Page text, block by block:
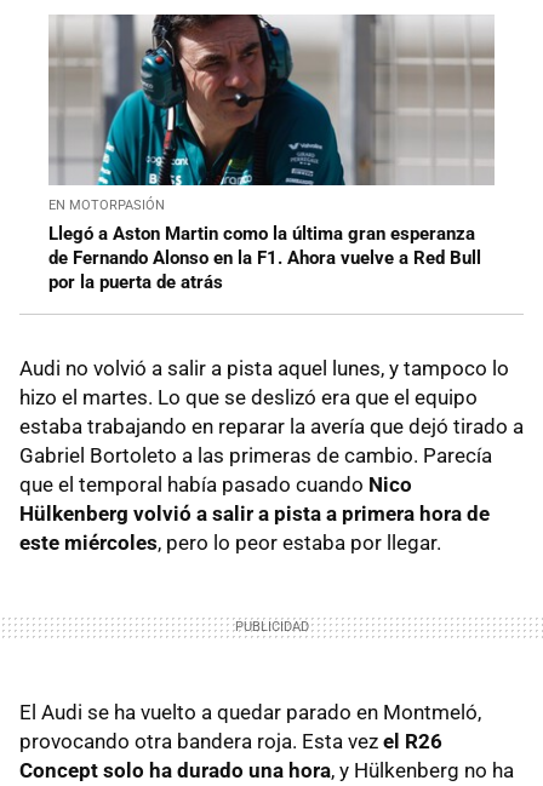
EN MOTORPASIÓN
Llegó a Aston Martin como la última gran esperanza
de Fernando Alonso en la F1. Ahora vuelve a Red Bull
por la puerta de atrás
Audi no volvió a salir a pista aquel lunes, y tampoco lo
hizo el martes. Lo que se deslizó era que el equipo
estaba trabajando en reparar la avería que dejó tirado a
Gabriel Bortoleto a las primeras de cambio. Parecía
que el temporal había pasado cuando Nico
Hülkenberg volvió a salir a pista a primera hora de
este miércoles, pero lo peor estaba por llegar.
El Audi se ha vuelto a quedar parado en Montmeló,
provocando otra bandera roja. Esta vez el R26
Concept solo ha durado una hora, y Hülkenberg no ha